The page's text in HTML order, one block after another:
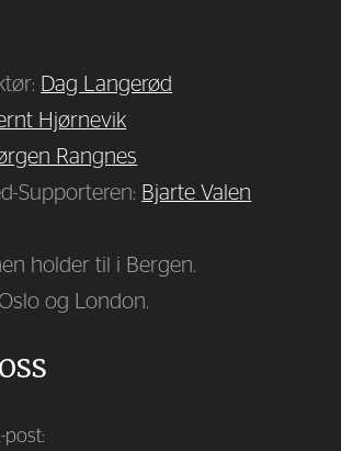
Dag Langerød
Hjørnevik
Rangnes
Supporteren: Bjarte Valen
holder til i Bergen.
og London.
post: